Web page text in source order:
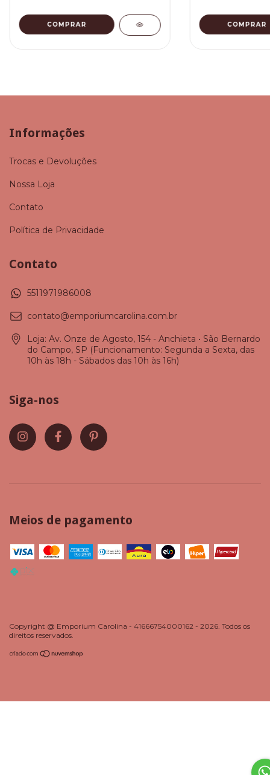
COMPRAR COMPRAR
Informações
Trocas e Devoluções
Nossa Loja
Contato
Política de Privacidade
Contato
5511971986008
contato@emporiumcarolina.com.br
Loja: Av. Onze de Agosto, 154 - Anchieta • São Bernardo
do Campo, SP (Funcionamento: Segunda a Sexta, das
10h às 18h - Sábados das 10h às 16h)
Siga-nos
Meios de pagamento
Copyright @ Emporium Carolina - 41666754000162 - 2026. Todos os
direitos reservados.